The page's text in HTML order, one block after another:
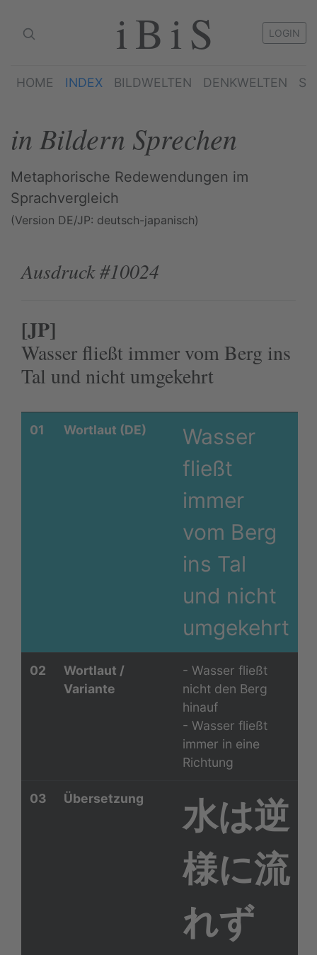
iBiS LOGIN
HOME INDEX BILDWELTEN DENKWELTEN
in Bildern Sprechen
Metaphorische Redewendungen im
Sprachvergleich
(Version DE/JP: deutsch-japanisch)
Ausdruck #10024
[JP]
Wasser fließt immer vom Berg ins
Tal und nicht umgekehrt
01 Wortlaut (DE)
Wasser
fließt
immer
vom Berg
ins Tal
und nicht
umgekehrt
02
Wortlaut /
Variante
- Wasser fließt
nicht den Berg
hinauf
- Wasser fließt
immer in eine
Richtung
03 Übersetzung
水は逆
様に流
れず